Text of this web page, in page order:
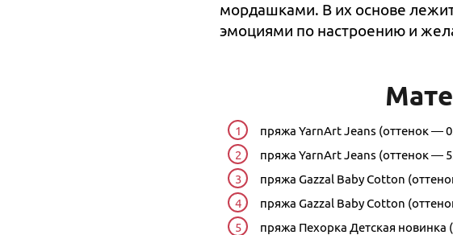
мордашками. В их основе
эмоциями по настроению и
пряжа YarnArt Jeans (оттенок —
пряжа YarnArt Jeans (оттенок —
пряжа Gazzal Baby Cotton
пряжа Gazzal Baby Cotton
пряжа Пехорка Детская